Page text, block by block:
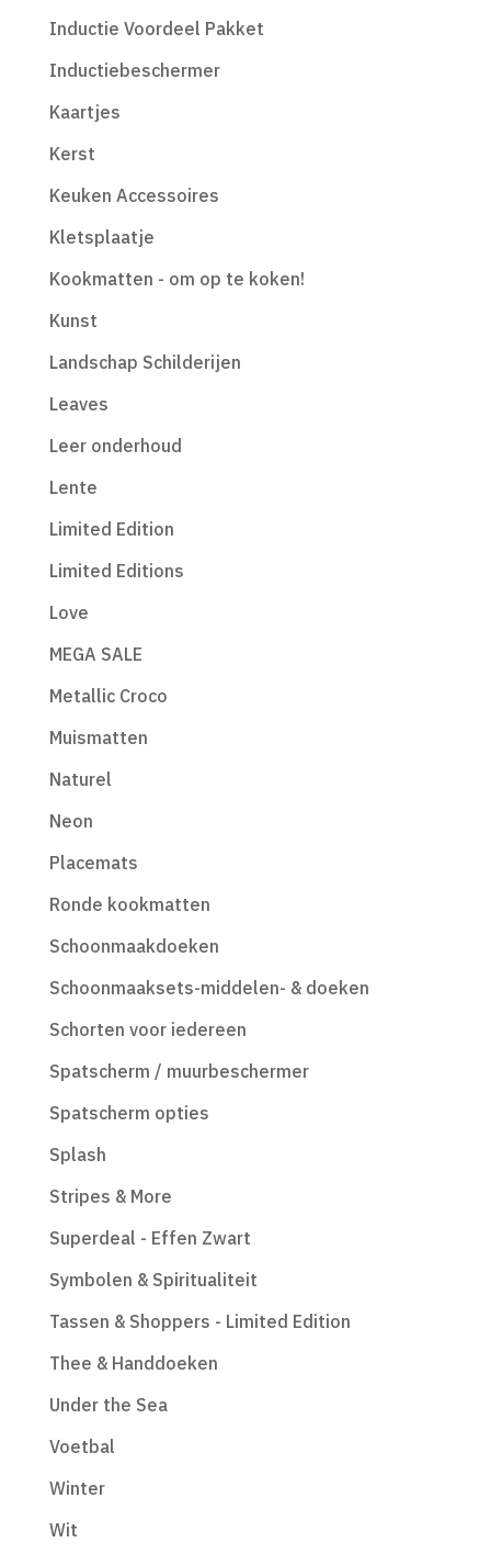
Inductie Voordeel Pakket
Inductiebeschermer
Kaartjes
Kerst
Keuken Accessoires
Kletsplaatje
Kookmatten - om op te koken!
Kunst
Landschap Schilderijen
Leaves
Leer onderhoud
Lente
Limited Edition
Limited Editions
Love
MEGA SALE
Metallic Croco
Muismatten
Naturel
Neon
Placemats
Ronde kookmatten
Schoonmaakdoeken
Schoonmaaksets-middelen- & doeken
Schorten voor iedereen
Spatscherm / muurbeschermer
Spatscherm opties
Splash
Stripes & More
Superdeal - Effen Zwart
Symbolen & Spiritualiteit
Tassen & Shoppers - Limited Edition
Thee & Handdoeken
Under the Sea
Voetbal
Winter
Wit